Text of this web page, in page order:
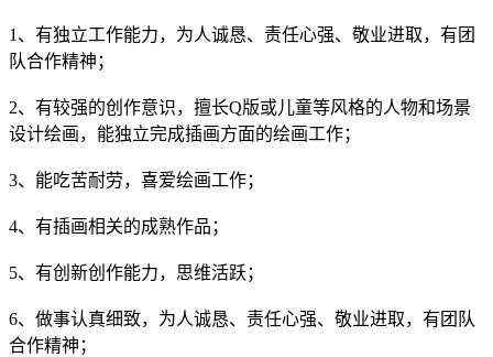
1、有独立工作能力，为人诚恳、责任心强、敬业进取，有团
队合作精神；
2、有较强的创作意识，擅长Q版或儿童等风格的人物和场景
设计绘画，能独立完成插画方面的绘画工作；
3、能吃苦耐劳，喜爱绘画工作；
4、有插画相关的成熟作品；
5、有创新创作能力，思维活跃；
6、做事认真细致，为人诚恳、责任心强、敬业进取，有团队
合作精神；